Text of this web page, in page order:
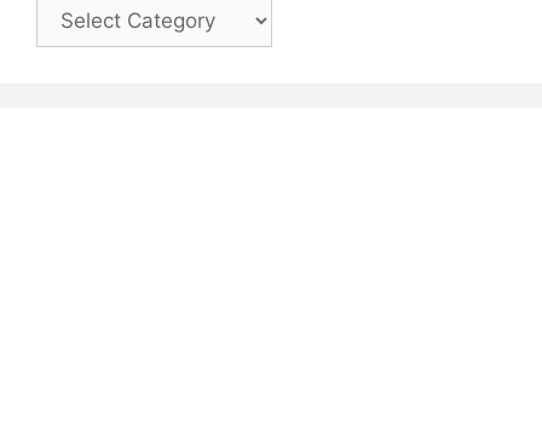
Categories